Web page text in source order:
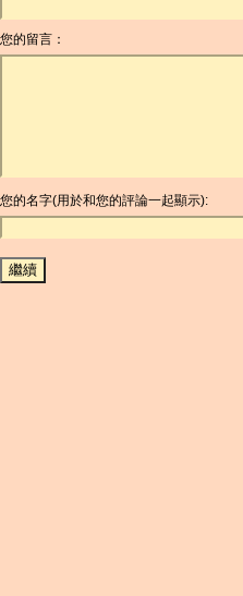
AOA
AWG
AZN
您的留言：
您的名字(用於和您的評論一起顯示):